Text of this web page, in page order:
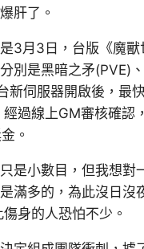
肝了。
3月3日，台版《魔獸
別是黑暗之矛(PVE)
新伺服器開啟後，最
過線上GM審核確認
。
是小數目，但我想對
滿多的，為此沒日沒
身的人恐怕不少。